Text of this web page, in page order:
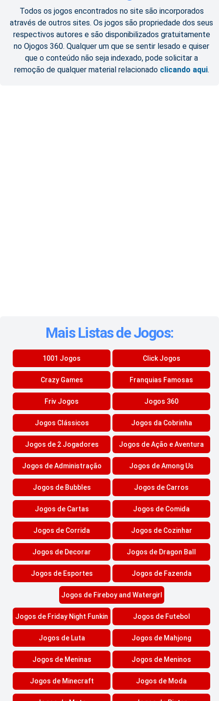
Todos os jogos encontrados no site são incorporados
através de outros sites. Os jogos são propriedade dos seus
respectivos autores e são disponibilizados gratuitamente
no Ojogos 360. Qualquer um que se sentir lesado e quiser
que o conteúdo não seja indexado, pode solicitar a
remoção de qualquer material relacionado clicando aqui.
Mais Listas de Jogos:
1001 Jogos Click Jogos
Crazy Games Franquias Famosas
Friv Jogos Jogos 360
Jogos Clássicos Jogos da Cobrinha
Jogos de 2 Jogadores Jogos de Ação e Aventura
Jogos de Administração Jogos de Among Us
Jogos de Bubbles Jogos de Carros
Jogos de Cartas Jogos de Comida
Jogos de Corrida Jogos de Cozinhar
Jogos de Decorar Jogos de Dragon Ball
Jogos de Esportes Jogos de Fazenda
Jogos de Fireboy and Watergirl
Jogos de Friday Night Funkin Jogos de Futebol
Jogos de Luta Jogos de Mahjong
Jogos de Meninas Jogos de Meninos
Jogos de Minecraft Jogos de Moda